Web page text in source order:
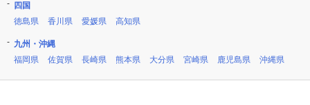
四国
徳島県
香川県 愛媛県 高知県
九州・沖縄
福岡県
佐賀県 長崎県 熊本県 大分県 宮崎県 鹿児島県 沖縄県